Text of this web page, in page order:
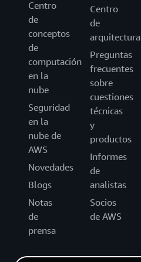
Centro
de
conceptos
de
computación
en la
nube
Seguridad
en la
nube de
AWS
Novedades
Blogs
Notas
de
prensa
Centro
de
arquitectura
Preguntas
frecuentes
sobre
cuestiones
técnicas
y
productos
Informes
de
analistas
Socios
de AWS